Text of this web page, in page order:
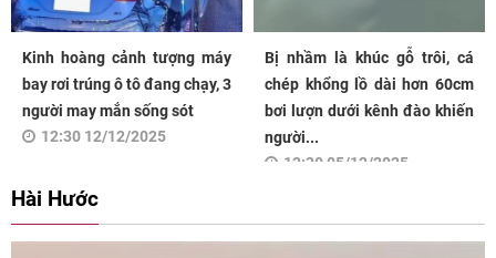
Kinh hoàng cảnh tượng máy
bay rơi trúng ô tô đang chạy, 3
người may mắn sống sót
12:30 12/12/2025
Bị nhầm là khúc gỗ trôi, cá
chép khổng lồ dài hơn 60cm
bơi lượn dưới kênh đào khiến
người...
12:30 05/12/2025
Hài Hước